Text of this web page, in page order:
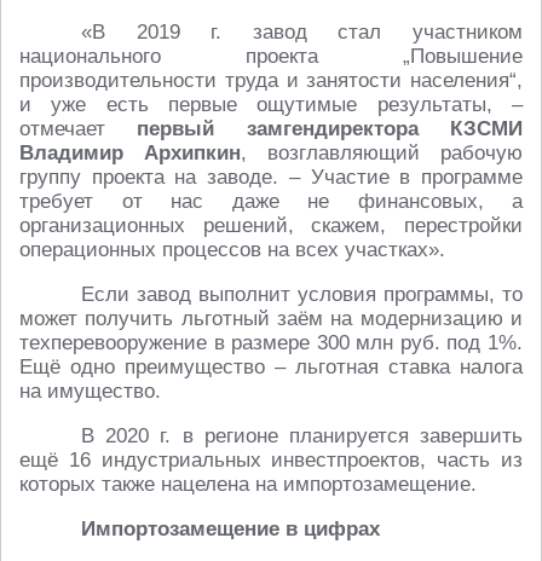
«В 2019 г. завод стал участником
национального проекта „Повышение
производительности труда и занятости населения“,
и уже есть первые ощутимые результаты, –
отмечает первый замгендиректора КЗСМИ
Владимир Архипкин, возглавляющий рабочую
группу проекта на заводе. – Участие в программе
требует от нас даже не финансовых, а
организационных решений, скажем, перестройки
операционных процессов на всех участках».
Если завод выполнит условия программы, то
может получить льготный заём на модернизацию и
техперевооружение в размере 300 млн руб. под 1%.
Ещё одно преимущество – льготная ставка налога
на имущество.
В 2020 г. в регионе планируется завершить
ещё 16 индустриальных инвестпроектов, часть из
которых также нацелена на импортозамещение.
Импортозамещение в цифрах